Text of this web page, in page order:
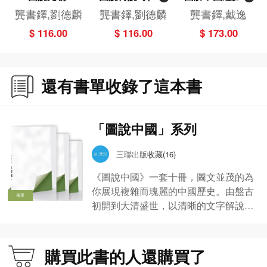
龔書鐸,劉德麟
$ 116.00
夏、商、西周
龔書鐸,劉德麟
$ 116.00
全（彩圖版）
龔書鐸,戴逸
$ 173.00
還有書單收錄了這本書
書單
「圖說中國」系列
三聯出版收藏(16)
《圖說中國》一套十冊，圖文並茂的為
你展現複雜而瑰麗的中國歷史。由盤古
初開到大清盛世，以清晰的文字解說，
伸知識」和「歷史詞典」更提供額外資
訊，加深讀者對歷史文化的了解。一冊
購買此書的人還購買了